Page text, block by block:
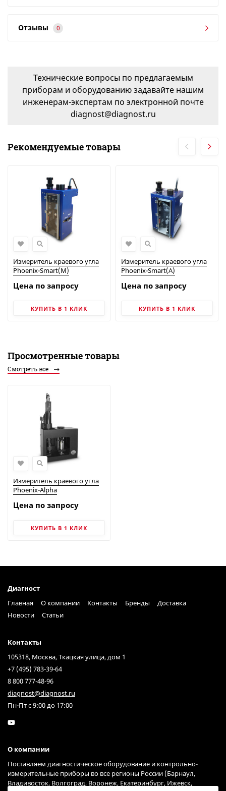
Отзывы 0
Технические вопросы по предлагаемым
приборам и оборудованию задавайте нашим
инженерам-экспертам по электронной почте
diagnost@diagnost.ru
Рекомендуемые товары
Измеритель краевого угла
Phoenix-Smart(M)
Цена по запросу
КУПИТЬ В 1 КЛИК
Измеритель краевого угла
Phoenix-Smart(A)
Цена по запросу
КУПИТЬ В 1 КЛИК
Просмотренные товары
Смотреть все
Измеритель краевого угла
Phoenix-Alpha
Цена по запросу
КУПИТЬ В 1 КЛИК
Диагност
Главная
О компании Контакты Бренды
Доставка
Новости
Статьи
Контакты
105318, Москва, Ткацкая улица, дом 1
+7 (495) 783-39-64
8 800 777-48-96
diagnost@diagnost.ru
Пн-Пт с 9:00 до 17:00
О компании
Поставляем диагностическое оборудование и контрольно-
измерительные приборы во все регионы России (Барнаул,
Владивосток, Волгоград, Воронеж, Екатеринбург, Ижевск,